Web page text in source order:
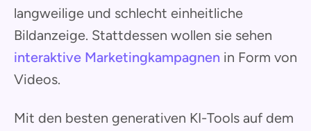
langweilige und schlecht einheitliche
Bildanzeige. Stattdessen wollen sie sehen
interaktive Marketingkampagnen in Form von
Videos.
Mit den besten generativen KI-Tools auf dem